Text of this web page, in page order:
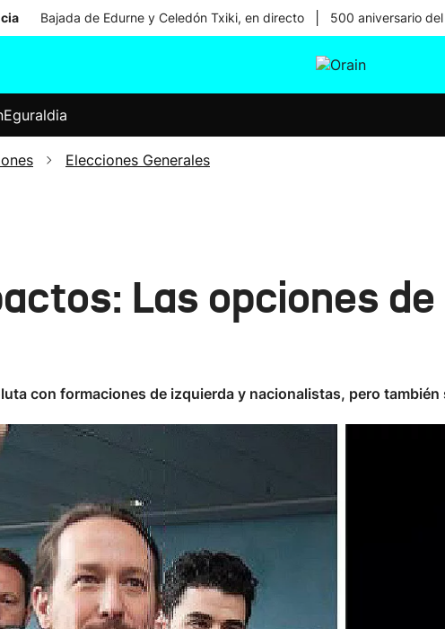
Bajada de Edurne y Celedón Txiki, en directo 500 aniversario
Eguraldia
Elecciones Generales
Las opciones
con formaciones de izquierda y nacionalistas, pero